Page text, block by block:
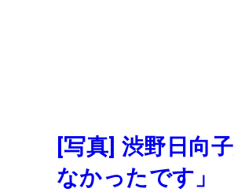
[写真] 渋野日向
なかったです」